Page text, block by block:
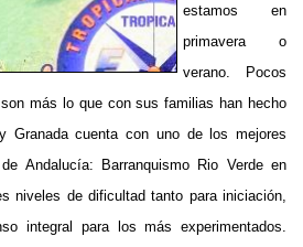
estamos en
primavera o
verano. Pocos
más lo que con sus familias han hecho
Granada cuenta con uno de los mejores
Andalucía: Barranquismo Rio Verde en
niveles de dificultad tanto para iniciación,
integral para los más experimentados.